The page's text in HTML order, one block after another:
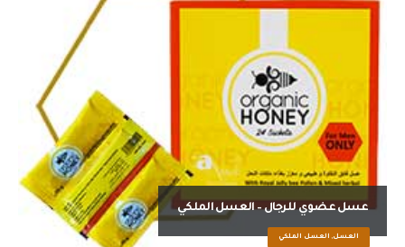
عسل عضوي للرجال – العسل الملكي
العسل, العسل الملكي